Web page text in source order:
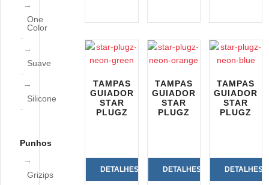
TAMPAS
GUIADOR
STAR
PLUGZ
DETALHES
TAMPAS
GUIADOR
STAR
PLUGZ
DETALHES
TAMPAS
GUIADOR
STAR
PLUGZ
DETALHES
One
Color
Suave
Silicone
Punhos
Grizips